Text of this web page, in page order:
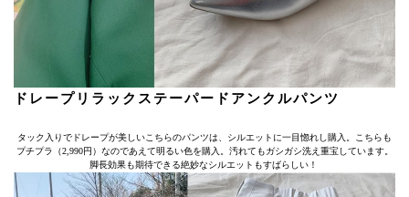
ドレープリラックステーパードアンクルパンツ
タック入りでドレープが美しいこちらのパンツは、シルエットに一目惚れし購入。こちらも
プチプラ（2,990円）なのであえて明るい色を購入。汚れてもガシガシ洗え重宝しています。
脚長効果も期待できる絶妙なシルエットもすばらしい！